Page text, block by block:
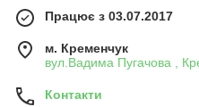
Працює з 03.07.2017
м. Кременчук
вул.Вадима Пугачова ,
Контакти